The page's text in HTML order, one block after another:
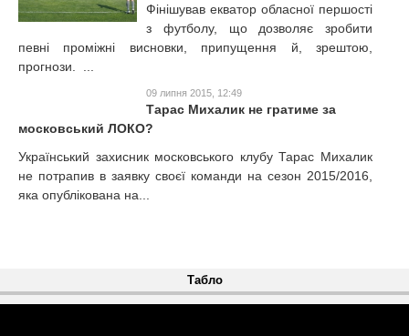
Фінішував екватор обласної першості
з футболу, що дозволяє зробити
певні проміжні висновки, припущення й, зрештою,
прогнози. ...
09 липня 2015, 12:49
Тарас Михалик не гратиме за
московський ЛОКО?
Український захисник московського клубу Тарас Михалик
не потрапив в заявку своєї команди на сезон 2015/2016,
яка опублікована на...
Табло